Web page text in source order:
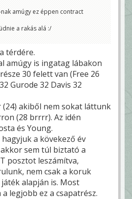
amúgy ez éppen contract
a rakás alá :/
térdére.
amúgy is ingatag lábakon
30 felett van (Free 26
Gurode 32 Davis 32
(24) akiből nem sokat láttunk
(28 brrrr). Az idén
és Young.
a kövekező év
sem túl biztató a
posztot leszámítva,
nem csak a koruk
alapján is. Most
legjobb ez a csapatrész.